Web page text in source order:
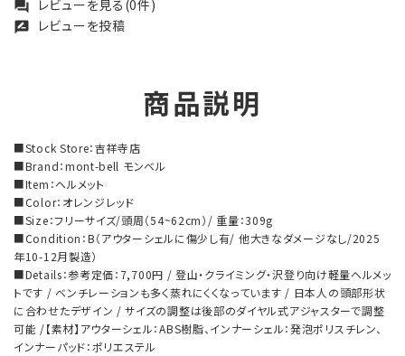
forum レビューを見る(0件)
rate_review レビューを投稿
商品説明
■Stock Store：吉祥寺店
■Brand：mont-bell モンベル
■Item：ヘルメット
■Color：オレンジレッド
■Size：フリーサイズ/頭周（54~62cm）/ 重量：309g
■Condition：B（アウターシェルに傷少し有/ 他大きなダメージなし/2025
年10-12月製造）
■Details：参考定価：7,700円 / 登山・クライミング・沢登り向け軽量ヘルメッ
トです / ベンチレーションも多く蒸れにくくなっています / 日本人の頭部形状
に合わせたデザイン / サイズの調整は後部のダイヤル式アジャスターで調整
可能 /【素材】アウターシェル：ABS樹脂、インナーシェル：発泡ポリスチレン、
インナーパッド：ポリエステル